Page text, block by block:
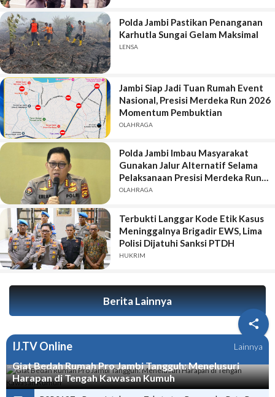

Polda Jambi Pastikan Penanganan
Karhutla Sungai Gelam Maksimal
LENSA
Jambi Siap Jadi Tuan Rumah Event
Nasional, Presisi Merdeka Run 2026
Momentum Pembuktian
OLAHRAGA
Polda Jambi Imbau Masyarakat
Gunakan Jalur Alternatif Selama
Pelaksanaan Presisi Merdeka Run
2026
OLAHRAGA
Terbukti Langgar Kode Etik Kasus
Meninggalnya Brigadir EWS, Lima
Polisi Dijatuhi Sanksi PTDH
HUKRIM
Berita Lainnya
IJ.TV Online Lainnya
Giat Bedah Rumah Pro Jambi Tangguh: Menelusuri
Harapan di Tengah Kawasan Kumuh